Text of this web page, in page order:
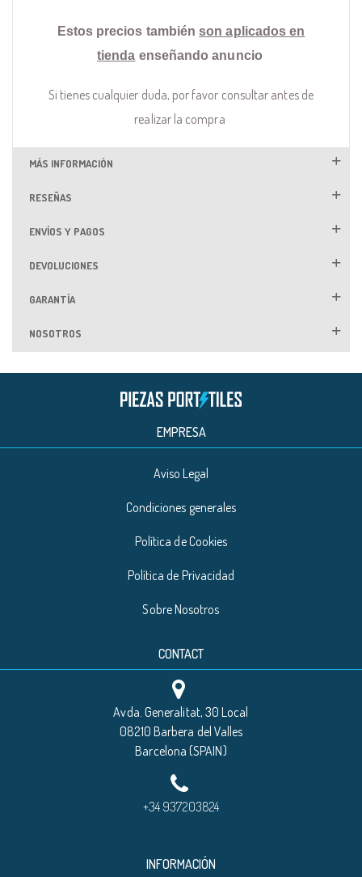
Estos precios también son aplicados en
tienda enseñando anuncio
Si tienes cualquier duda, por favor consultar antes de
realizar la compra
MÁS INFORMACIÓN
RESEÑAS
ENVÍOS Y PAGOS
DEVOLUCIONES
GARANTÍA
NOSOTROS
EMPRESA
Aviso Legal
Condiciones generales
Política de Cookies
Política de Privacidad
Sobre Nosotros
CONTACT
Avda. Generalitat, 30 Local
08210 Barbera del Valles
Barcelona (SPAIN)
+34 937203824
INFORMACIÓN